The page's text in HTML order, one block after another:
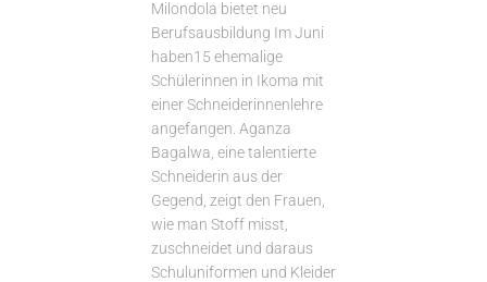
Milondola bietet neu
Berufsausbildung Im Juni
haben15 ehemalige
Schülerinnen in Ikoma mit
einer Schneiderinnenlehre
angefangen. Aganza
Bagalwa, eine talentierte
Schneiderin aus der
Gegend, zeigt den Frauen,
wie man Stoff misst,
zuschneidet und daraus
Schuluniformen und Kleider